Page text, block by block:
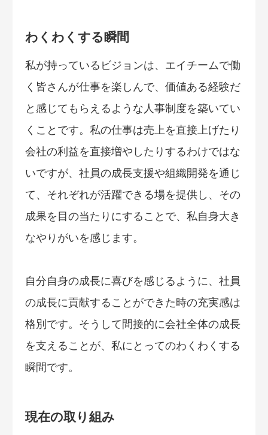
わくわくする瞬間
私が持っているビジョンは、エイチームで働
く皆さんが仕事を楽しんで、価値ある経験だ
と感じてもらえるような人事制度を築いてい
くことです。私の仕事は売上を直接上げたり
会社の利益を直接増やしたりするわけではな
いですが、社員の成長支援や組織開発を通じ
て、それぞれが活躍できる場を提供し、その
成果を目の当たりにすることで、私自身大き
なやりがいを感じます。
自分自身の成長に喜びを感じるように、社員
の成長に貢献することができた時の充実感は
格別です。そうして間接的に会社全体の成長
を支えることが、私にとってのわくわくする
瞬間です。
現在の取り組み